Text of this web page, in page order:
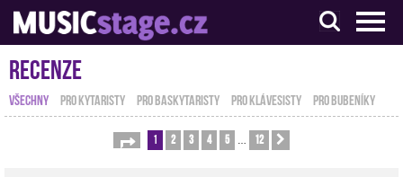
S muzikanty pro muzikanty
Recenze
VŠECHNY PRO KYTARISTY PRO BASKYTARISTY PRO KLÁVESISTY PRO BUBENÍKY
Stránka 1z 12
1 2 3 4 5 12